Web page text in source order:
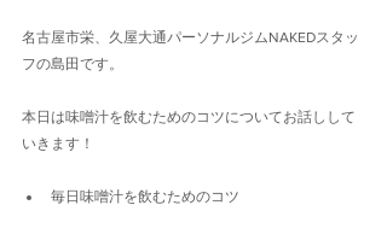
名古屋市栄、久屋大通パーソナルジムNAKEDスタッ
フの島田です。
本日は味噌汁を飲むためのコツについてお話しして
いきます！
毎日味噌汁を飲むためのコツ